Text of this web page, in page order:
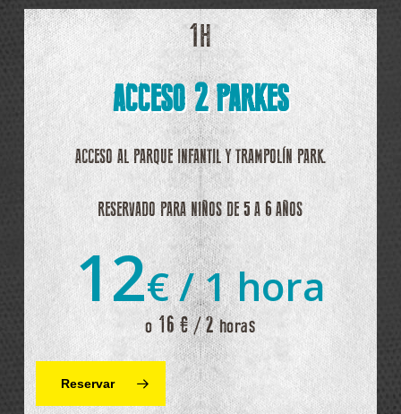
1H
ACCESO 2 PARKES
ACCESO AL PARQUE INFANTIL Y TRAMPOLÍN PARK.
RESERVADO PARA NIÑOS DE 5 A 6 AÑOS
12€ / 1 hora
o 16 € / 2 horas
Reservar